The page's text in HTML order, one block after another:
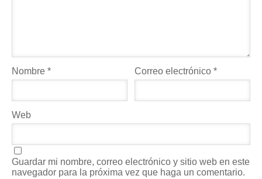
Nombre * Correo electrónico*
Web
Guardar mi nombre, correo electrónico y sitio web en este
navegador para la próxima vez que haga un comentario.